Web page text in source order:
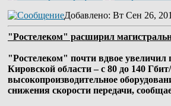
Добавлено: Вт Сен 26,
"Ростелеком" расширил
"Ростелеком" почти вдвое увеличил
Кировской области – с 80 до 140
высокопроизводительное
снижения скорости передачи,